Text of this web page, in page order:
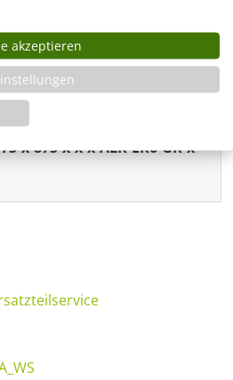
Gib den gewünschten
In den Warenkorb
x-875-x-x-x-ALR-EK6-GR-x-
akzeptieren